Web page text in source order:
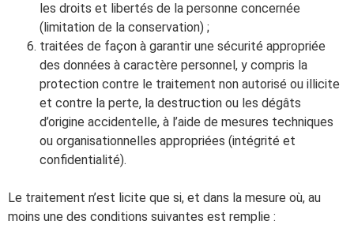
les droits et libertés de la personne concernée
(limitation de la conservation) ;
traitées de façon à garantir une sécurité appropriée
des données à caractère personnel, y compris la
protection contre le traitement non autorisé ou illicite
et contre la perte, la destruction ou les dégâts
d’origine accidentelle, à l’aide de mesures techniques
ou organisationnelles appropriées (intégrité et
confidentialité).
Le traitement n’est licite que si, et dans la mesure où, au
moins une des conditions suivantes est remplie :